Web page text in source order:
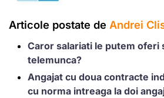
Articole postate de Andrei
Caror salariati le putem oferi
telemunca?
Angajat cu doua contracte
cu norma intreaga la doi